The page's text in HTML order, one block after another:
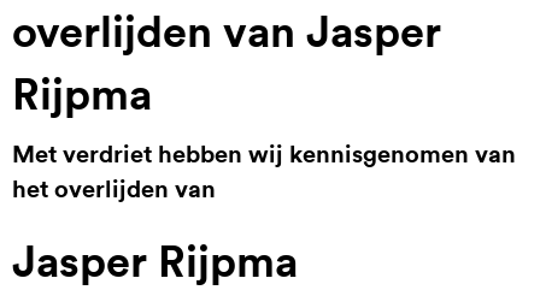
overlijden van Jasper
Rijpma
Met verdriet hebben wij kennisgenomen van
het overlijden van
Jasper Rijpma